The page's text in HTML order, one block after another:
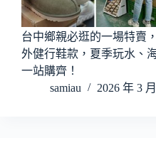
台中鄉親必逛的一場特賣
外健行鞋款，夏季玩水、
一站購齊！
samiau
2026 年 3